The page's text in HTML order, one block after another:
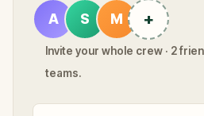
A S M +
Invite your whole crew · 2
teams.